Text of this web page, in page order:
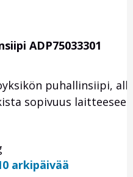
ADP75033301
puhallinsiipi,
sopivuus
arkipäivää